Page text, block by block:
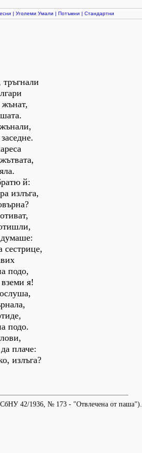
| Уголеми Умали | Потъмни | Стандартни
й:
излъга,
сестрице,
подо,
я!
подо.
плаче:
излъга?
42/1936, № 173 - "Отвлечена от паша").